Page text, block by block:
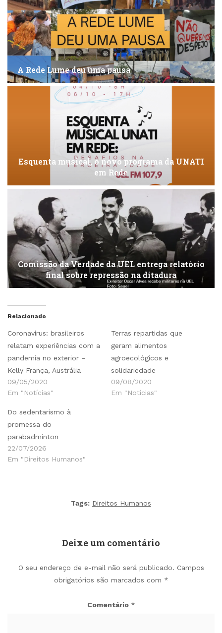
A Rede Lume deu uma pausa
Esquenta musical, o novo programa da UNATI
em Rede
Comissão da Verdade da UEL entrega relatório
final sobre repressão na ditadura
Relacionado
Coronavírus: brasileiros
relatam experiências com a
pandemia no exterior –
Kelly França, Austrália
09/05/2020
Em "Notícias"
Terras repartidas que
geram alimentos
agroecológicos e
solidariedade
09/08/2020
Em "Notícias"
Do sedentarismo à
promessa do
parabadminton
22/07/2026
Em "Direitos Humanos"
Tags: Direitos Humanos
Deixe um comentário
O seu endereço de e-mail não será publicado. Campos
obrigatórios são marcados com *
Comentário *